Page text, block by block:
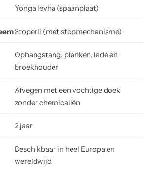
Yonga levha (spaanplaat)
Stoperli (met stopmechanisme)
Ophangstang, planken, lade en
broekhouder
Afvegen met een vochtige doek
zonder chemicaliën
2 jaar
Beschikbaar in heel Europa en
wereldwijd